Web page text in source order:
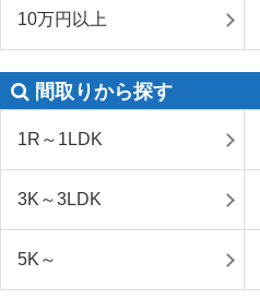
10万円以上
間取りから探す
1R～1LDK
3K～3LDK
5K～